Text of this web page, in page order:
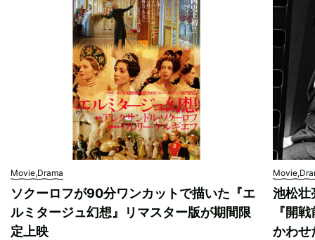
Movie,Drama
ソクーロフが90分ワンカットで描いた『エ
ルミタージュ幻想』リマスター版が期間限
定上映
池松壮
『開
かわせ